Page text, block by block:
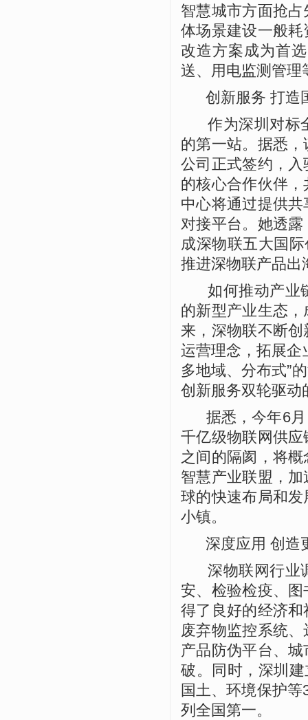
智慧城市方面抢占
体场景建设一般
改造方案成为首
送、用电监测管理
创新服务 打造
作为深圳对标全
的第一站。据悉
公司正式签约，
的核心合作伙伴
中心将通过提供
对接平台。她透
成深物联五大国
推进深物联产品出
如何推动产业链
的新型产业生态
来，深物联不断
运营理念，拓展企
多地域、分布式”
创新服务双轮驱动
据悉，今年6
千亿级物联网供
之间的隔阂，将
智慧产业联盟，
球的快速布局和
小镇。
深度应用 创造
深物联网行业调
安、检验检疫、
得了良好的经济
废弃物监控系统
产品防伪平台、
破。同时，深圳
国土、环境保护等
列全国第一。